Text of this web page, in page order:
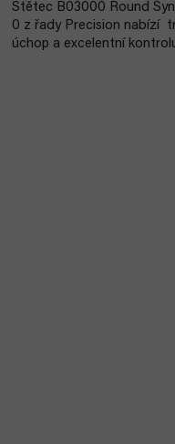
Štětec B03000 Round
0 z řady Precision nabízí
úchop a excelentní